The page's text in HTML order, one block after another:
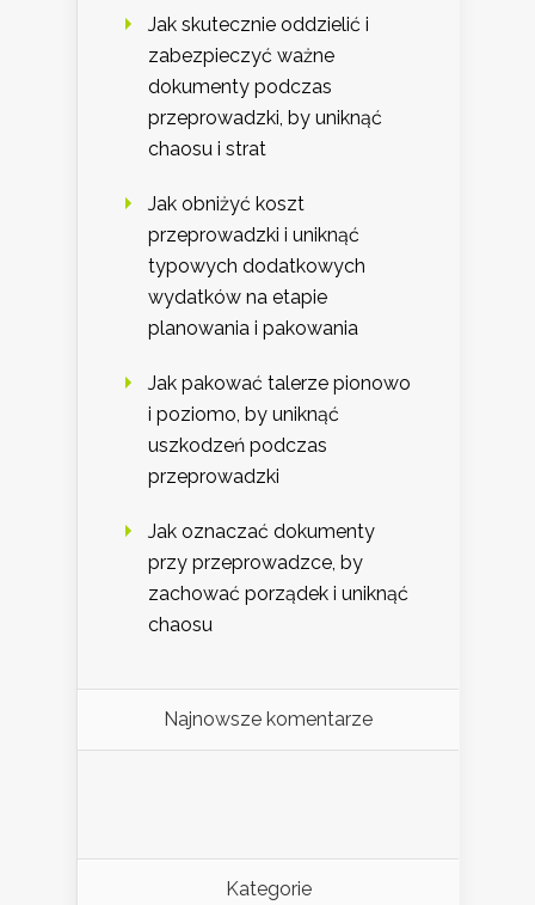
Jak skutecznie oddzielić i
zabezpieczyć ważne
dokumenty podczas
przeprowadzki, by uniknąć
chaosu i strat
Jak obniżyć koszt
przeprowadzki i uniknąć
typowych dodatkowych
wydatków na etapie
planowania i pakowania
Jak pakować talerze pionowo
i poziomo, by uniknąć
uszkodzeń podczas
przeprowadzki
Jak oznaczać dokumenty
przy przeprowadzce, by
zachować porządek i uniknąć
chaosu
Najnowsze komentarze
Kategorie